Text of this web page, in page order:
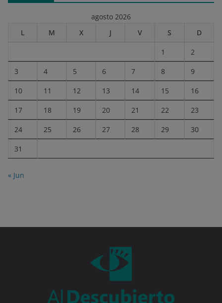
agosto 2026
L
M X J V S D
1 2
3 4 5 6 7 8 9
10 11 12 13 14 15 16
17 18 19 20 21 22 23
24 25 26 27 28 29 30
31
« Jun